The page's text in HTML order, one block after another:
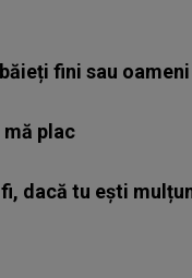
fini sau
plac
dacă tu ești